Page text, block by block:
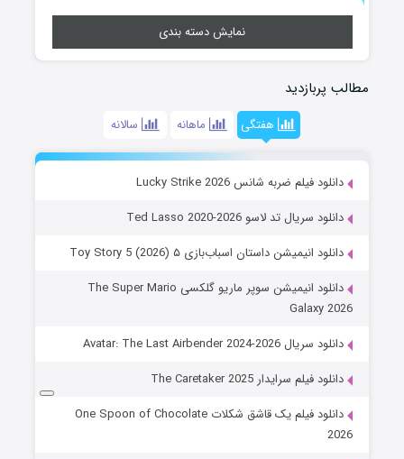
نمایش دسته بندی
مطالب پربازدید
هفتگی ماهانه سالانه
دانلود فیلم ضربه شانس Lucky Strike 2026
دانلود سریال تد لاسو Ted Lasso 2020-2026
دانلود انیمیشن داستان اسباب‌بازی ۵ Toy Story 5 (2026)
دانلود انیمیشن سوپر ماریو گلکسی The Super Mario
Galaxy 2026
دانلود سریال Avatar: The Last Airbender 2024-2026
دانلود فیلم سرایدار The Caretaker 2025
دانلود فیلم یک قاشق شکلات One Spoon of Chocolate
2026